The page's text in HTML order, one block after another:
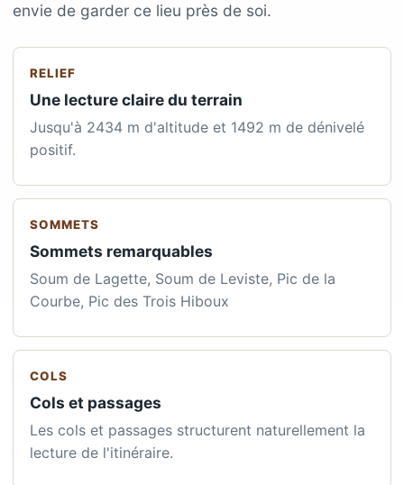
envie de garder ce lieu près de soi.
RELIEF
Une lecture claire du terrain
Jusqu'à 2434 m d'altitude et 1492 m de dénivelé
positif.
SOMMETS
Sommets remarquables
Soum de Lagette, Soum de Leviste, Pic de la
Courbe, Pic des Trois Hiboux
COLS
Cols et passages
Les cols et passages structurent naturellement la
lecture de l'itinéraire.